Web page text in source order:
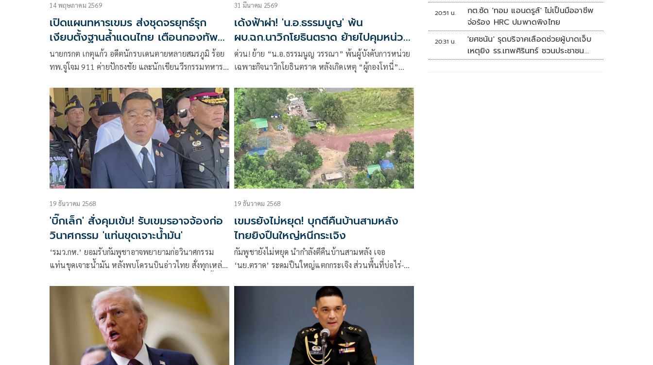
14 พฤษภาคม 2569
เปิดแผนทหารเขมร ส่งชุดจรยุทธ์รุก
เงียบตั้งฐานล้ำแดนไทย เตือนกองทัพไม่
จับ-ไม่ยิง เสียแผ่นดินแน่
นายกรกต เกตุแก้ว อดีตนักรบเดนตายหลายสมรภูมิ ร้อย
ทพ.จู่โจม 911 ค่ายปักธงชัย และนักเขียนวีรกรรมทหาร
เกาะติดฐานทหารไทยจะแก้ยังไง”
31 มีนาคม 2569
เด้งฟ้าผ่า! 'น.อ.ธรรมนูญ' พ้น
ผบ.ฉก.นาวิกโยธินตราด ย้ายไปคุมหน่วย
กู้ทุ่นระเบิด
ด่วน! ย้าย “น.อ.ธรรมนูญ วรรณา” พ้นผู้บังคับการหน่วย
เฉพาะกิจนาวิกโยธินตราด หลังเกิดเหตุ “ผู้กองโทนี่”
19 ธันวาคม 2568
'บิ๊กเล็ก' สั่งคุมเข้ม! รับเขมรอาจจ้องก่อ
วินาศกรรม 'แท่นขุดเจาะน้ำมัน'
‘รมว.กห.’ ยอมรับกัมพูชาอาจพยายามก่อวินาศกรรม
แท่นขุดเจาะน้ำมัน หลังพบโดรนบินอ่าวไทย สั่งทุกเหล่า
เขมรทำลายโดรน D-20 เป็นเรื่องน่าเสียดาย
19 ธันวาคม 2568
เขมรยังไม่หยุด! บุกตีคืนบ้านสามหลัง
ไทยยิงปืนใหญ่หนีกระเจิง
กัมพูชายังไม่หยุด นำกำลังตีคืนบ้านสามหลัง เจอ
‘นย.ตราด’ ระดมปืนใหญ่แตกกระเจิง ส่วนพื้นที่บ่อไร่-
20:51 น.
กต.ซัด 'ทอม แอนดรูส์' ไม่เป็นมืออาชีพ
จ่อร้อง HRC ปมพาดพิงไทย
20:31 น.
'ยศชนัน' รุดบริจาคเลือดช่วยผู้บาดเจ็บ
เหตุยิง รร.เทพศิรินทร์ ชวนประชาชน
ร่วมบริจาค